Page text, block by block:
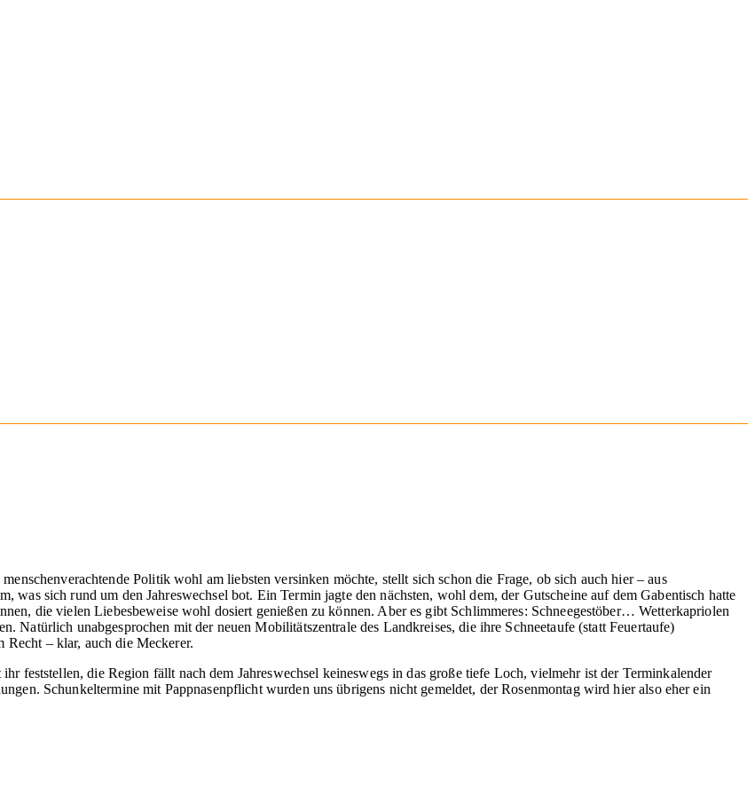
Politik wohl am liebsten versinken möchte, stellt sich schon die Frage, ob sich auch hier – aus
was sich rund um den Jahreswechsel bot. Ein Termin jagte den nächsten, wohl dem, der Gutscheine auf dem Gabentisch hatte
die vielen Liebesbeweise wohl dosiert genießen zu können. Aber es gibt Schlimmeres: Schneegestöber… Wetterkapriolen
Natürlich unabgesprochen mit der neuen Mobilitätszentrale des Landkreises, die ihre Schneetaufe (statt Feuertaufe)
Recht – klar, auch die Meckerer.
feststellen, die Region fällt nach dem Jahreswechsel keineswegs in das große tiefe Loch, vielmehr ist der Terminkalender
Schunkeltermine mit Pappnasenpflicht wurden uns übrigens nicht gemeldet, der Rosenmontag wird hier also eher ein